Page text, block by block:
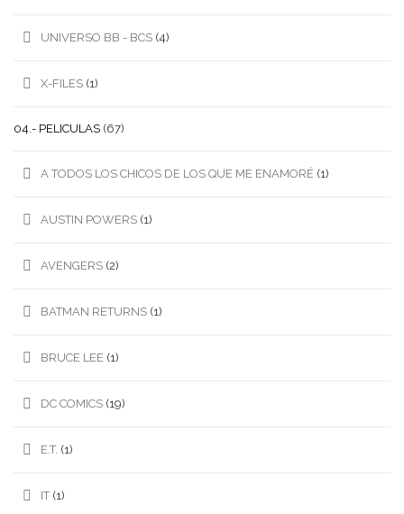
UNIVERSO BB - BCS (4)
X-FILES (1)
04.- PELICULAS (67)
A TODOS LOS CHICOS DE LOS QUE ME ENAMORÉ (1)
AUSTIN POWERS (1)
AVENGERS (2)
BATMAN RETURNS (1)
BRUCE LEE (1)
DC COMICS (19)
E.T. (1)
IT (1)